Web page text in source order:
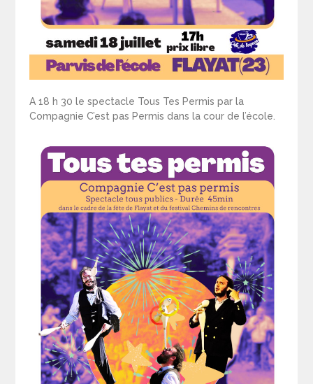
A 18 h 30 le spectacle Tous Tes Permis par la
Compagnie C’est pas Permis dans la cour de l’école.